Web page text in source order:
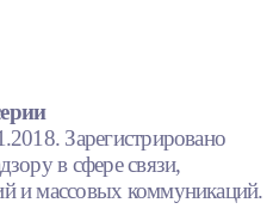
Зарегистрировано
в сфере связи,
и массовых коммуникаций.